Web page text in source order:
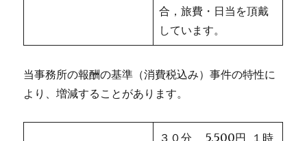
合，旅費・日当を頂戴
しています。
当事務所の報酬の基準（消費税込み）事件の特性に
より、増減することがあります。
３０分 5,500円 １時